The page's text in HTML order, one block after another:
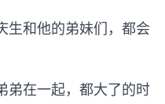
和他的弟妹们，都会
在一起，都大了的时